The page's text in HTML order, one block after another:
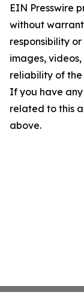
EIN Presswire
without
responsibility
images,
reliability of
If you have
related to this
above.